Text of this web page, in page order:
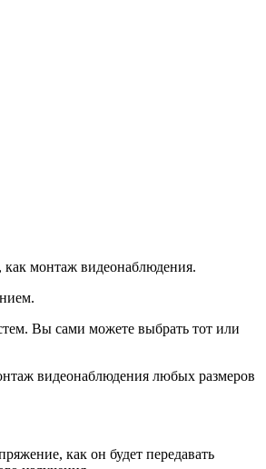
как монтаж видеонаблюдения.
Вы сами можете выбрать тот или
видеонаблюдения любых размеров
как он будет передавать